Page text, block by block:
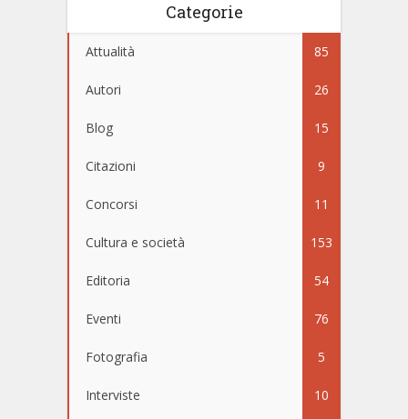
Categorie
Attualità 85
Autori 26
Blog 15
Citazioni 9
Concorsi 11
Cultura e società 153
Editoria 54
Eventi 76
Fotografia 5
Interviste 10